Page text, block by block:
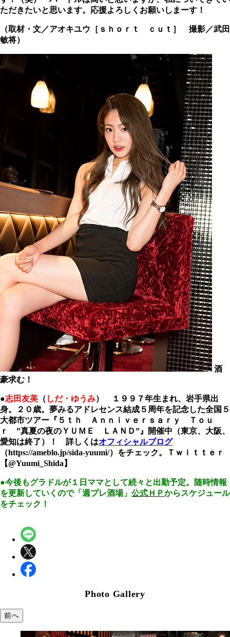
ただきたいと思います。応援よろしくお願いしまーす！
（取材・文／アオキユウ［ｓｈｏｒｔ ｃｕｔ］ 撮影／武田
敏将）
酒
豪求む！
●志田友美 （ しだ・ゆうみ） １９９７年生まれ、岩手県出
身。２０歳。夢みるアドレセンス結成５周年を記念した全国５
大都市ツアー『５ｔｈ Ａｎｎｉｖｅｒｓａｒｙ Ｔｏｕ
ｒ ”真夏の夜のＹＵＭＥ ＬＡＮＤ”』開催中（東京、大阪、
愛知は終了）！ 詳しくはオフィシャルブログ
（https://ameblo.jp/sida-yuumi/）をチェック。Ｔｗｉｔｔｅｒ
【@Yuumi_Shida】
●今後もグラドルが１日ママとして続々と出勤予定。随時情報
を更新していくので「週プレ酒場」 公式ＨＰからスケジュール
をチェック！
Photo Gallery
前へ